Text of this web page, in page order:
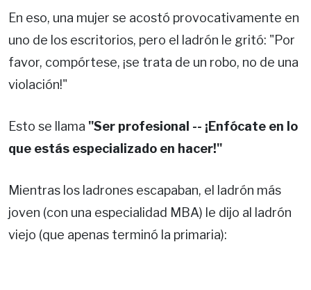
En eso, una mujer se acostó provocativamente en
uno de los escritorios, pero el ladrón le gritó: "Por
favor, compórtese, ¡se trata de un robo, no de una
violación!"
Esto se llama "Ser profesional -- ¡Enfócate en lo
que estás especializado en hacer!"
Mientras los ladrones escapaban, el ladrón más
joven (con una especialidad MBA) le dijo al ladrón
viejo (que apenas terminó la primaria):